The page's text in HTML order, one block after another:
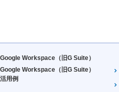
Google Workspace（旧G Suite）
Google Workspace（旧G Suite）
活用例